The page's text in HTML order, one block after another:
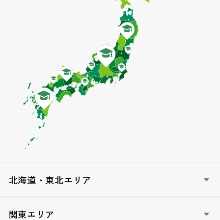
北海道・東北エリア
HOKKAIDO政治塾（北海道）
関東エリア